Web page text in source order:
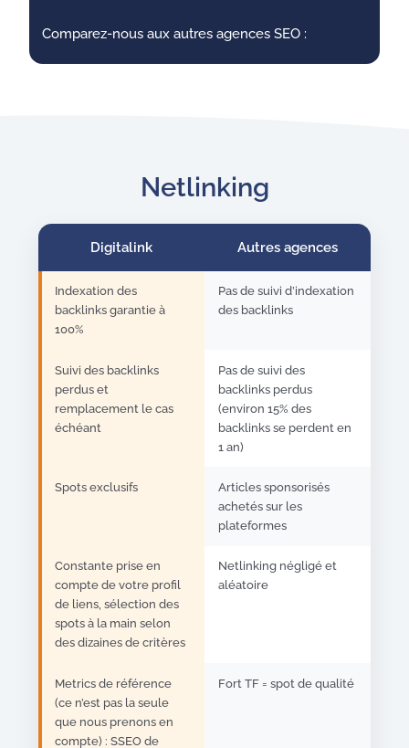
Comparez-nous aux autres agences SEO :
Netlinking
Digitalink Autres agences
Indexation des
backlinks garantie à
100%
Pas de suivi d’indexation
des backlinks
Suivi des backlinks
perdus et
remplacement le cas
échéant
Pas de suivi des
backlinks perdus
(environ 15% des
backlinks se perdent en
1 an)
Spots exclusifs
Articles sponsorisés
achetés sur les
plateformes
Constante prise en
compte de votre profil
de liens, sélection des
spots à la main selon
des dizaines de critères
Netlinking négligé et
aléatoire
Metrics de référence
(ce n’est pas la seule
que nous prenons en
compte) : SSEO de
Fort TF = spot de qualité